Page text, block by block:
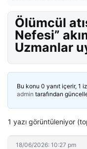
Ölümcül
Nefesi”
Uzmanlar
Bu konu 0 yanıt içerir, 1
admin tarafından
1 yazı görüntüleniyor
18/06/2026: 10:27 pm